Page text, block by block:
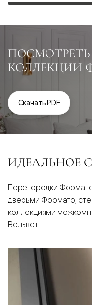
ПОСМОТРЕТЬ
КОЛЛЕКЦИИ
Скачать PDF
ИДЕАЛЬНОЕ
Перегородки
дверьми Формато,
коллекциями
Вельвет.